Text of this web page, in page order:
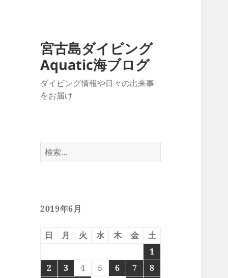
宮古島ダイビング
Aquatic海ブログ
ダイビング情報や日々の出来事
をお届け
検
索:
2019年6月
日 月 火 水 木 金
土
1
2
3 4 5 6 7
8